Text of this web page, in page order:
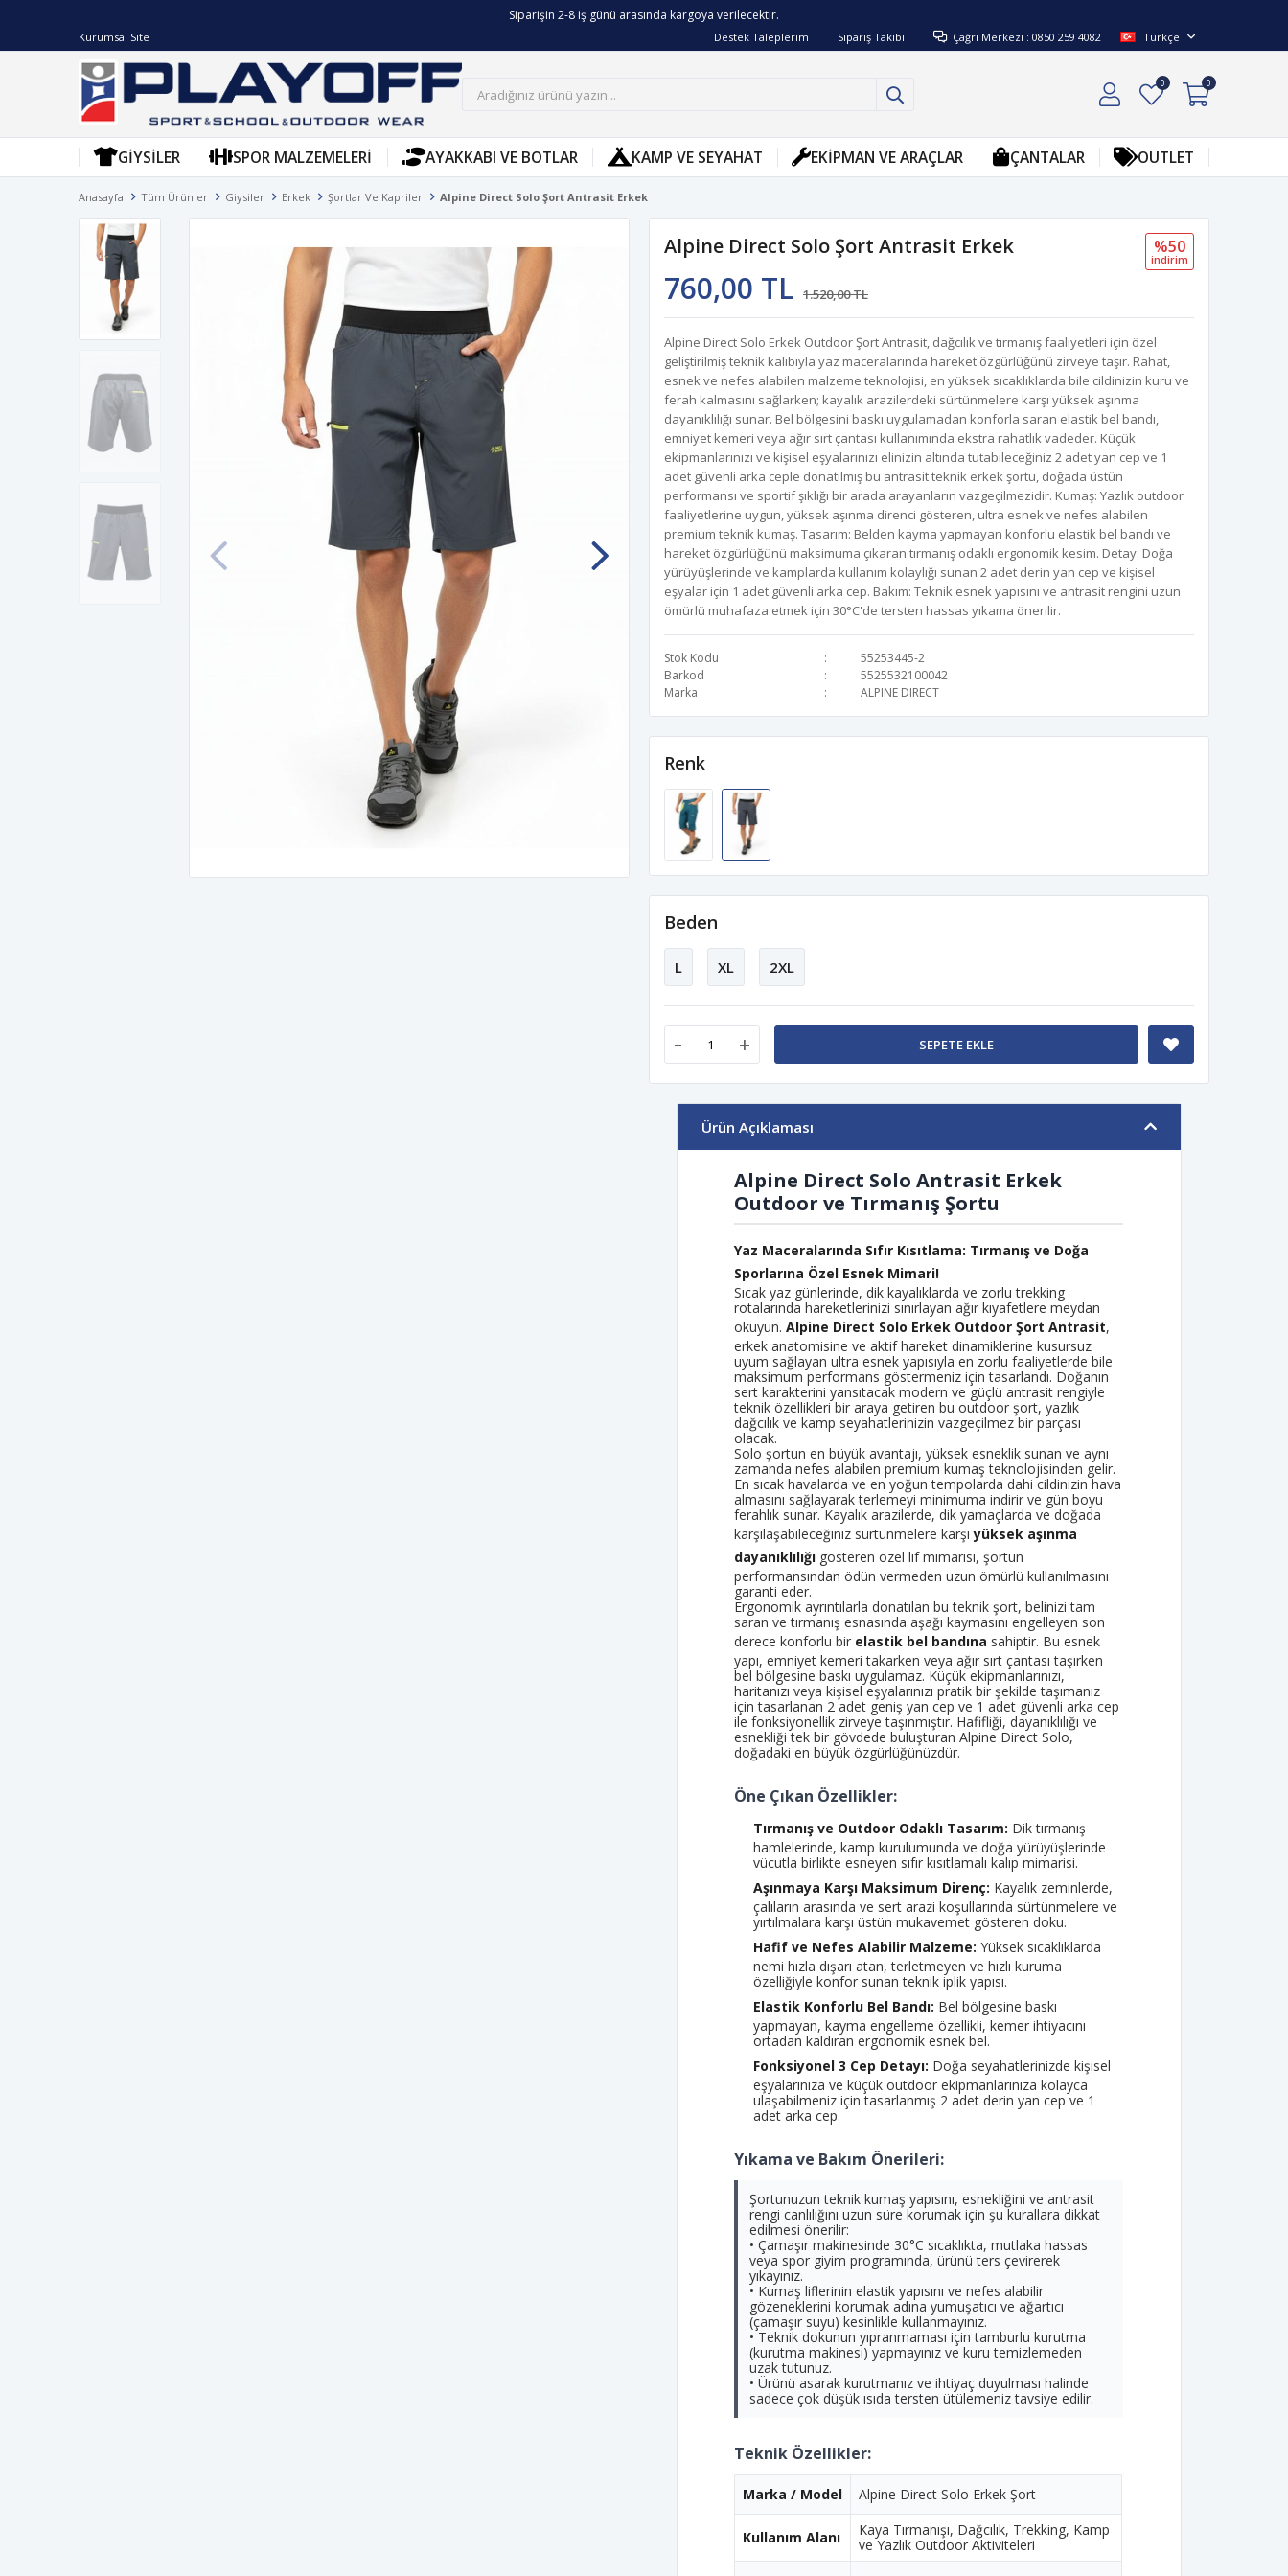
1.000 TL ve üzeri ücretsiz kargo!
Kurumsal Site Destek Taleplerim Sipariş Takibi Çağrı Merkezi : 0850 259 4082 Türkçe
0 0
GIYSILER SPOR MALZEMELERI AYAKKABI VE BOTLAR KAMP VE SEYAHAT EKIPMAN VE ARAÇLAR ÇANTALAR OUTLET
Anasayfa Tüm Ürünler Giysiler Erkek Şortlar Ve Kapriler Alpine Direct Solo Şort Antrasit Erkek
Alpine Direct Solo Şort Antrasit Erkek
760,00 TL 1.520,00 TL
%50
i̇ndi̇ri̇m
Alpine Direct Solo Erkek Outdoor Şort Antrasit, dağcılık ve tırmanış faaliyetleri için özel
geliştirilmiş teknik kalıbıyla yaz maceralarında hareket özgürlüğünü zirveye taşır. Rahat,
esnek ve nefes alabilen malzeme teknolojisi, en yüksek sıcaklıklarda bile cildinizin kuru ve
ferah kalmasını sağlarken; kayalık arazilerdeki sürtünmelere karşı yüksek aşınma
dayanıklılığı sunar. Bel bölgesini baskı uygulamadan konforla saran elastik bel bandı,
emniyet kemeri veya ağır sırt çantası kullanımında ekstra rahatlık vadeder. Küçük
ekipmanlarınızı ve kişisel eşyalarınızı elinizin altında tutabileceğiniz 2 adet yan cep ve 1
adet güvenli arka ceple donatılmış bu antrasit teknik erkek şortu, doğada üstün
performansı ve sportif şıklığı bir arada arayanların vazgeçilmezidir. Kumaş: Yazlık outdoor
faaliyetlerine uygun, yüksek aşınma direnci gösteren, ultra esnek ve nefes alabilen
premium teknik kumaş. Tasarım: Belden kayma yapmayan konforlu elastik bel bandı ve
hareket özgürlüğünü maksimuma çıkaran tırmanış odaklı ergonomik kesim. Detay: Doğa
yürüyüşlerinde ve kamplarda kullanım kolaylığı sunan 2 adet derin yan cep ve kişisel
eşyalar için 1 adet güvenli arka cep. Bakım: Teknik esnek yapısını ve antrasit rengini uzun
ömürlü muhafaza etmek için 30°C'de tersten hassas yıkama önerilir.
Stok Kodu
55253445-2
Barkod
5525532100042
Marka
ALPINE DIRECT
Renk
Beden
L XL 2XL
- + SEPETE EKLE
Ürün Açıklaması
Alpine Direct Solo Antrasit Erkek
Outdoor ve Tırmanış Şortu
Yaz Maceralarında Sıfır Kısıtlama: Tırmanış ve Doğa
Sporlarına Özel Esnek Mimari!
Sıcak yaz günlerinde, dik kayalıklarda ve zorlu trekking
rotalarında hareketlerinizi sınırlayan ağır kıyafetlere meydan
okuyun.Alpine Direct Solo Erkek Outdoor Şort Antrasit,
erkek anatomisine ve aktif hareket dinamiklerine kusursuz
uyum sağlayan ultra esnek yapısıyla en zorlu faaliyetlerde bile
maksimum performans göstermeniz için tasarlandı. Doğanın
sert karakterini yansıtacak modern ve güçlü antrasit rengiyle
teknik özellikleri bir araya getiren bu outdoor şort, yazlık
dağcılık ve kamp seyahatlerinizin vazgeçilmez bir parçası
olacak.
Solo şortun en büyük avantajı, yüksek esneklik sunan ve aynı
zamanda nefes alabilen premium kumaş teknolojisinden gelir.
En sıcak havalarda ve en yoğun tempolarda dahi cildinizin hava
almasını sağlayarak terlemeyi minimuma indirir ve gün boyu
ferahlık sunar. Kayalık arazilerde, dik yamaçlarda ve doğada
karşılaşabileceğiniz sürtünmelere karşıyüksek aşınma
dayanıklılığı gösteren özel lif mimarisi, şortun
performansından ödün vermeden uzun ömürlü kullanılmasını
garanti eder.
Ergonomik ayrıntılarla donatılan bu teknik şort, belinizi tam
saran ve tırmanış esnasında aşağı kaymasını engelleyen son
derece konforlu bir elastik bel bandına sahiptir. Bu esnek
yapı, emniyet kemeri takarken veya ağır sırt çantası taşırken
bel bölgesine baskı uygulamaz. Küçük ekipmanlarınızı,
haritanızı veya kişisel eşyalarınızı pratik bir şekilde taşımanız
için tasarlanan 2 adet geniş yan cep ve 1 adet güvenli arka cep
ile fonksiyonellik zirveye taşınmıştır. Hafifliği, dayanıklılığı ve
esnekliği tek bir gövdede buluşturan Alpine Direct Solo,
doğadaki en büyük özgürlüğünüzdür.
Öne Çıkan Özellikler:
Tırmanış ve Outdoor Odaklı Tasarım: Dik tırmanış
hamlelerinde, kamp kurulumunda ve doğa yürüyüşlerinde
vücutla birlikte esneyen sıfır kısıtlamalı kalıp mimarisi.
Aşınmaya Karşı Maksimum Direnç: Kayalık zeminlerde,
çalıların arasında ve sert arazi koşullarında sürtünmelere ve
yırtılmalara karşı üstün mukavemet gösteren doku.
Hafif ve Nefes Alabilir Malzeme: Yüksek sıcaklıklarda
nemi hızla dışarı atan, terletmeyen ve hızlı kuruma
özelliğiyle konfor sunan teknik iplik yapısı.
Elastik Konforlu Bel Bandı: Bel bölgesine baskı
yapmayan, kayma engelleme özellikli, kemer ihtiyacını
ortadan kaldıran ergonomik esnek bel.
Fonksiyonel 3 Cep Detayı: Doğa seyahatlerinizde kişisel
eşyalarınıza ve küçük outdoor ekipmanlarınıza kolayca
ulaşabilmeniz için tasarlanmış 2 adet derin yan cep ve 1
adet arka cep.
Yıkama ve Bakım Önerileri:
Şortunuzun teknik kumaş yapısını, esnekliğini ve antrasit
rengi canlılığını uzun süre korumak için şu kurallara dikkat
edilmesi önerilir:
• Çamaşır makinesinde 30°C sıcaklıkta, mutlaka hassas
veya spor giyim programında, ürünü ters çevirerek
yıkayınız.
• Kumaş liflerinin elastik yapısını ve nefes alabilir
gözeneklerini korumak adına yumuşatıcı ve ağartıcı
(çamaşır suyu) kesinlikle kullanmayınız.
• Teknik dokunun yıpranmaması için tamburlu kurutma
(kurutma makinesi) yapmayınız ve kuru temizlemeden
uzak tutunuz.
• Ürünü asarak kurutmanız ve ihtiyaç duyulması halinde
sadece çok düşük ısıda tersten ütülemeniz tavsiye edilir.
Teknik Özellikler:
Marka / Model Alpine Direct Solo Erkek Şort
Kullanım Alanı
Kaya Tırmanışı, Dağcılık, Trekking, Kamp
ve Yazlık Outdoor Aktiviteleri